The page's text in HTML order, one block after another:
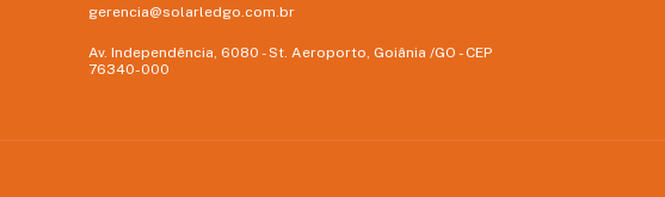
gerencia@solarledgo.com.br
Av. Independência, 6080 - St. Aeroporto, Goiânia /GO - CEP
76340-000